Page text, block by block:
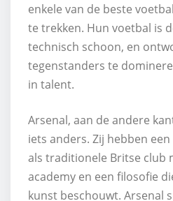
enkele van de beste
te trekken. Hun voetbal is
technisch schoon, en
tegenstanders te
in talent.
Arsenal, aan de andere
iets anders. Zij hebben
als traditionele Britse club
academy en een filosofie
kunst beschouwt. Arsenal